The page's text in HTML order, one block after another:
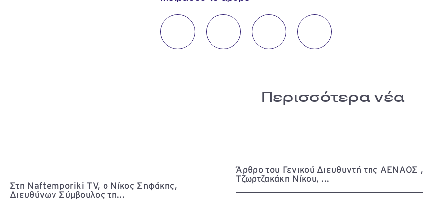
Περισσότερα νέα
Στη Naftemporiki TV, ο Νίκος Σηφάκης,
Διευθύνων Σύμβουλος τη...
Άρθρο του Γενικού Διευθυντή της ΑΕΝΑΟΣ ,
Τζωρτζακάκη Νίκου, ...